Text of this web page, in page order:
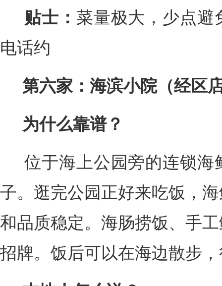
贴士： 菜量极大，少点避
电话约
第六家：海滨小院（经区
为什么靠谱？
位于海上公园旁的连锁海
子。逛完公园正好来吃饭，
和品质稳定。海肠捞饭、手
招牌。饭后可以在海边散步